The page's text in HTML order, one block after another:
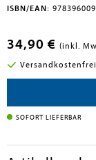
ISBN/EAN:
34,90 € (inkl.
SOFORT LIEFERBAR